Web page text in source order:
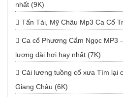
nhất (9K)
Tấn Tài, Mỹ Châu Mp3 Ca Cổ
Ca cổ Phương Cẩm Ngọc MP3
lương dài hơi hay nhất (7K)
Cải lương tuồng cổ xưa Tìm lại
Giang Châu (6K)